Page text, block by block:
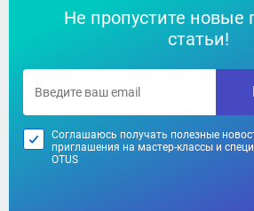
Не пропустите новые
статьи!
Соглашаюсь получать полезные
приглашения на мастер-классы и
OTUS